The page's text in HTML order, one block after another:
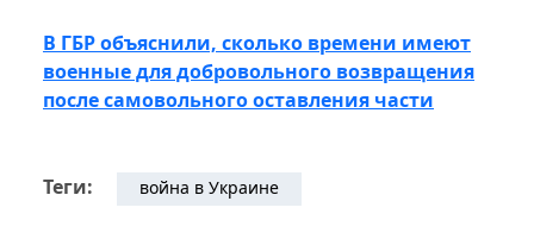
В ГБР объяснили, сколько времени имеют
военные для добровольного возвращения
после самовольного оставления части
Теги: война в Украине